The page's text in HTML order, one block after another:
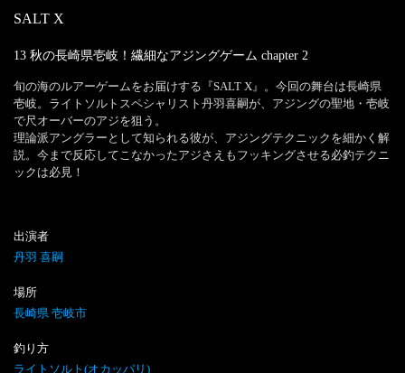
SALT X
13 秋の長崎県壱岐！繊細なアジングゲーム chapter 2
旬の海のルアーゲームをお届けする『SALT X』。今回の舞台は長崎県
壱岐。ライトソルトスペシャリスト丹羽喜嗣が、アジングの聖地・壱岐
で尺オーバーのアジを狙う。
理論派アングラーとして知られる彼が、アジングテクニックを細かく解
説。今まで反応してこなかったアジさえもフッキングさせる必釣テクニ
ックは必見！
出演者
丹羽 喜嗣
場所
長崎県 壱岐市
釣り方
ライトソルト(オカッパリ)